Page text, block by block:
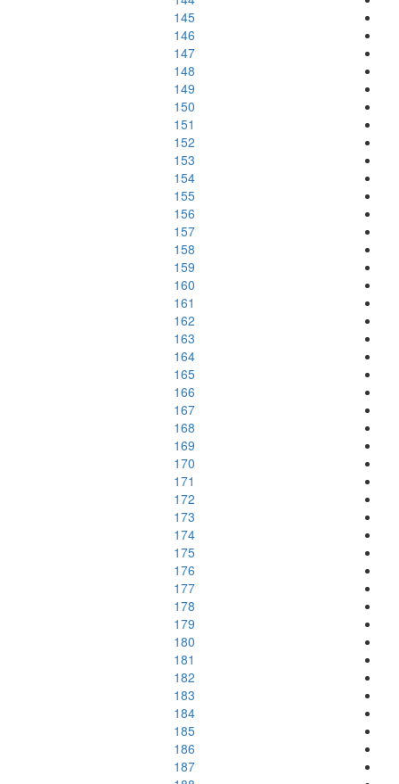
145
146
147
148
149
150
151
152
153
154
155
156
157
158
159
160
161
162
163
164
165
166
167
168
169
170
171
172
173
174
175
176
177
178
179
180
181
182
183
184
185
186
187